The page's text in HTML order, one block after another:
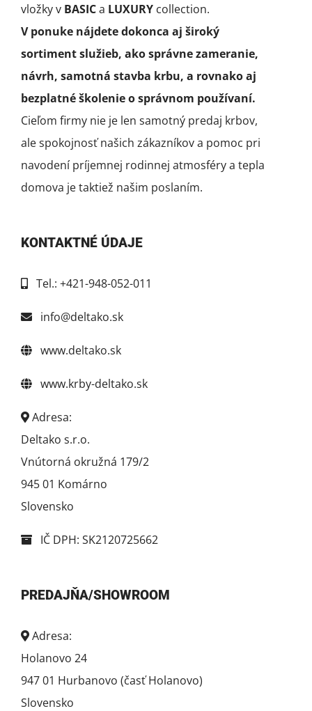
vložky v BASICa LUXURY collection.
V ponuke nájdete dokonca aj široký
sortiment služieb, ako správne zameranie,
návrh, samotná stavba krbu, a rovnako aj
bezplatné školenie o správnom používaní.
Cieľom firmy nie je len samotný predaj krbov,
ale spokojnosť našich zákazníkov a pomoc pri
navodení príjemnej rodinnej atmosféry a tepla
domova je taktiež našim poslaním.
KONTAKTNÉ ÚDAJE
Tel.: +421-948-052-011
info@deltako.sk
www.deltako.sk
www.krby-deltako.sk
Adresa:
Deltako s.r.o.
Vnútorná okružná 179/2
945 01 Komárno
Slovensko
IČ DPH: SK2120725662
PREDAJŇA/SHOWROOM
Adresa:
Holanovo 24
947 01 Hurbanovo (časť Holanovo)
Slovensko